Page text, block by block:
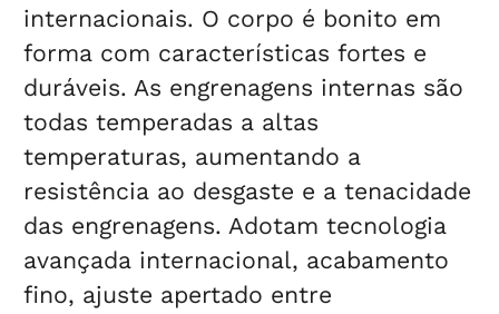
internacionais. O corpo é bonito em
forma com características fortes e
duráveis. As engrenagens internas são
todas temperadas a altas
temperaturas, aumentando a
resistência ao desgaste e a tenacidade
das engrenagens. Adotam tecnologia
avançada internacional, acabamento
fino, ajuste apertado entre